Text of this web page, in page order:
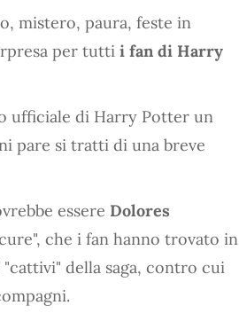
mistero, paura, feste in
per tutti i fan di Harry
ufficiale di Harry Potter un
pare si tratti di una breve
essere Dolores
che i fan hanno trovato in
della saga, contro cui